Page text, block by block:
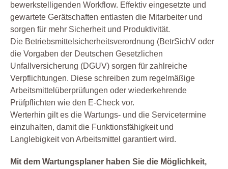
bewerkstelligenden Workflow. Effektiv eingesetzte und
gewartete Gerätschaften entlasten die Mitarbeiter und
sorgen für mehr Sicherheit und Produktivität.
Die Betriebsmittelsicherheitsverordnung (BetrSichV oder
die Vorgaben der Deutschen Gesetzlichen
Unfallversicherung (DGUV) sorgen für zahlreiche
Verpflichtungen. Diese schreiben zum regelmäßige
Arbeitsmittelüberprüfungen oder wiederkehrende
Prüfpflichten wie den E-Check vor.
Werterhin gilt es die Wartungs- und die Servicetermine
einzuhalten, damit die Funktionsfähigkeit und
Langlebigkeit von Arbeitsmittel garantiert wird.
Mit dem Wartungsplaner haben Sie die Möglichkeit,